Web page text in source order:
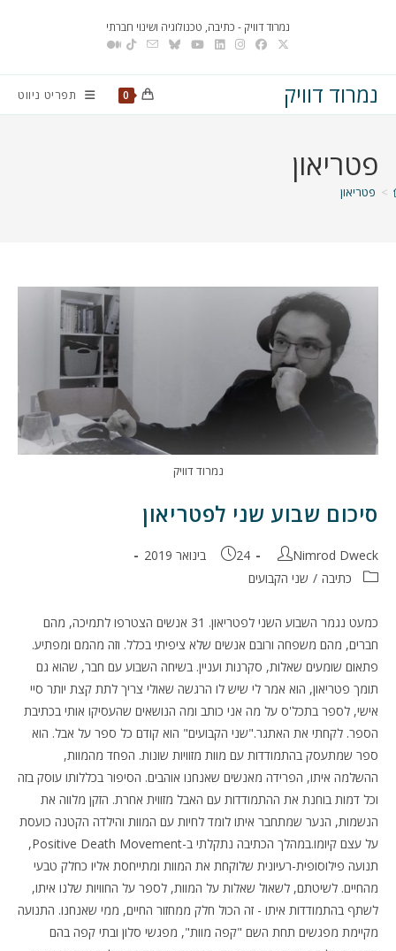
נמרוד דוויק - כתיבה, טכנולוגיה ושינוי חברתי
נמרוד דוויק 0 תפריט ניווט
פטריאון
> פטריאון
נמרוד דוויק
סיכום שבוע שני לפטריאון
מחבר:
Nimrod Dweck פורסם:
24 בינואר 2019
קטגוריה:כתיבה / שני הקבועים
כמעט נגמר השבוע השני לפטריאון. 31 אנשים הצטרפו לתמיכה, מהם
חברים, מהם משפחה ורובם אנשים שלא ציפיתי בכלל. וזה מהמם ומפתיע.
פתאום שומעים שאלות, סקרנות ועניין. בשיחה השבוע עם חבר, שהוא גם
תומך פטריאון, הוא אמר לי שיש לו הרגשה שאולי צריך לתת קצת יותר סיי
אישי, לספר בתכל'ס על מה אני כותב ומה הנושאים שהעסיקו אותי בכתיבת
הספר. לקחתי את האתגר."שני הקבועים" הוא קודם כל ספר על אבל. הוא
ספר שמתעסק בהתמודדות עם מוות מזוויות שונות. הפחד מהמוות,
ההשלמה איתו, הפרידה מאנשים שאנחנו אוהבים. הסיפור בכללותו עוסק בזה
וכל דמות בוחנת את ההתמודדות עם האבל מזווית אחרת. הזקן מלווה את
הנשמות, הנער שמתחבר איתו לומד לחיות עם המוות והילדה הקטנה כועסת
על עצם קיומו.במהלך הכתיבה נתקלתי ב-Positive Death Movement,
תנועה פילוסופית-רעיונית שלוקחת את המוות ומתייחסת אליו כחלק טבעי
מהחיים. לשיטתם, לשאול שאלות על המוות, לספר על החוויות שלנו איתו,
לשתף בהתמודדות איתו - זה הכול חלק ממחזור החיים, ממי שאנחנו. התנועה
מקיימת מפגשים תחת השם "קפה מוות", מפגשי סלון ובתי קפה בהם